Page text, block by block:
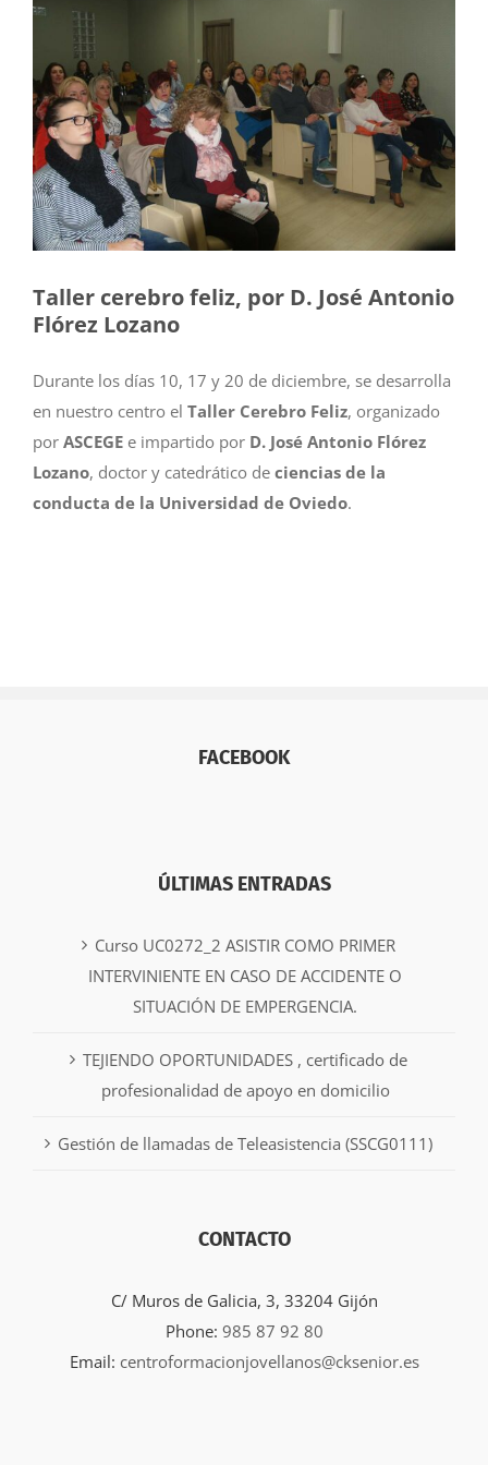
Taller cerebro feliz, por D. José Antonio
Flórez Lozano
Durante los días 10, 17 y 20 de diciembre, se desarrolla
en nuestro centro el Taller Cerebro Feliz, organizado
por ASCEGE e impartido por D. José Antonio Flórez
Lozano, doctor y catedrático de ciencias de la
conducta de la Universidad de Oviedo.
FACEBOOK
ÚLTIMAS ENTRADAS
Curso UC0272_2 ASISTIR COMO PRIMER
INTERVINIENTE EN CASO DE ACCIDENTE O
SITUACIÓN DE EMPERGENCIA.
TEJIENDO OPORTUNIDADES , certificado de
profesionalidad de apoyo en domicilio
Gestión de llamadas de Teleasistencia (SSCG0111)
CONTACTO
C/ Muros de Galicia, 3, 33204 Gijón
Phone: 985 87 92 80
Email: centroformacionjovellanos@cksenior.es